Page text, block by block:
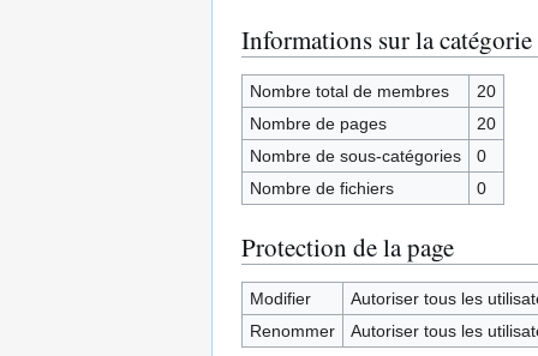
Informations sur la catégorie
Nombre total de membres
20
Nombre de pages
20
Nombre de sous-catégories
0
Nombre de fichiers
0
Protection de la page
Modifier
Autoriser tous les
Renommer
Autoriser tous les